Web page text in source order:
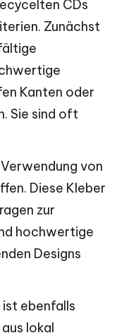
CDs
Zunächst
Kanten oder
Sie sind oft
von
Diese Kleber
zur
hochwertige
Designs
ebenfalls
lokal